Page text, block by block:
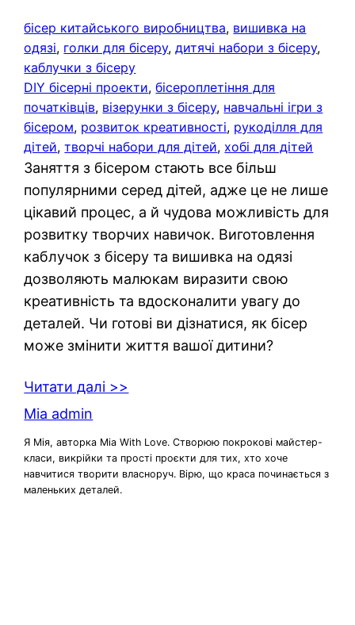
бісер китайського виробництва, вишивка на
одязі, голки для бісеру, дитячі набори з бісеру
каблучки з бісеру
DIY бісерні проекти, бісероплетіння для
початківців, візерунки з бісеру, навчальні ігри з
бісером, розвиток креативності, рукоділля для
дітей, творчі набори для дітей, хобі для дітей
Заняття з бісером стають все більш
популярними серед дітей, адже це не лише
цікавий процес, а й чудова можливість для
розвитку творчих навичок. Виготовлення
каблучок з бісеру та вишивка на одязі
дозволяють малюкам виразити свою
креативність та вдосконалити увагу до
деталей. Чи готові ви дізнатися, як бісер
може змінити життя вашої дитини?
Читати далі >>
Mia admin
Я Мія, авторка Mia With Love. Створюю покрокові майстер-
класи, викрійки та прості проєкти для тих, хто хоче
навчитися творити власноруч. Вірю, що краса починається з
маленьких деталей.